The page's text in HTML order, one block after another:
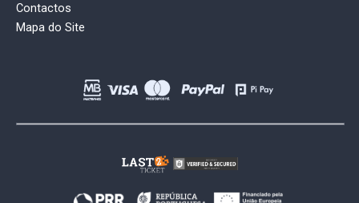
Contactos
Mapa do Site